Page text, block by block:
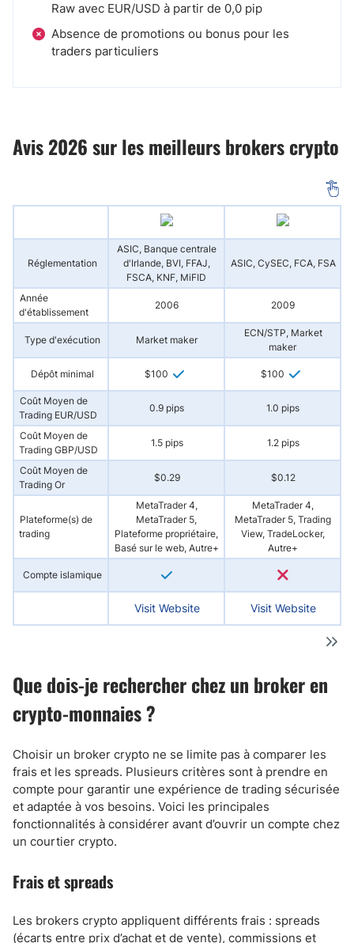
Raw avec EUR/USD à partir de 0,0 pip
Absence de promotions ou bonus pour les
traders particuliers
Avis 2026 sur les meilleurs brokers crypto
Réglementation
ASIC, Banque centrale
d'Irlande, BVI, FFAJ,
FSCA, KNF, MiFID
ASIC, CySEC, FCA, FSA
Année
d'établissement
2006 2009
Type d'exécution Market maker
ECN/STP, Market
maker
Dépôt minimal $100 $100
Coût Moyen de
Trading EUR/USD
0.9 pips 1.0 pips
Coût Moyen de
Trading GBP/USD
1.5 pips 1.2 pips
Coût Moyen de
Trading Or
$0.29 $0.12
Plateforme(s) de
trading
MetaTrader 4,
MetaTrader 5,
Plateforme propriétaire,
Basé sur le web, Autre+
MetaTrader 4,
MetaTrader 5, Trading
View, TradeLocker,
Autre+
Compte islamique
Visit Website Visit Website
Que dois-je rechercher chez un broker en
crypto-monnaies ?
Choisir un broker crypto ne se limite pas à comparer les
frais et les spreads. Plusieurs critères sont à prendre en
compte pour garantir une expérience de trading sécurisée
et adaptée à vos besoins. Voici les principales
fonctionnalités à considérer avant d’ouvrir un compte chez
un courtier crypto.
Frais et spreads
Les brokers crypto appliquent différents frais : spreads
(écarts entre prix d’achat et de vente), commissions et